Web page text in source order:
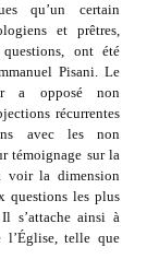
qu’un certain
et prêtres,
ont été
Pisani. Le
a opposé non
récurrentes
avec les non
témoignage sur la
voir la dimension
questions les plus
s’attache ainsi à
l’Église, telle que